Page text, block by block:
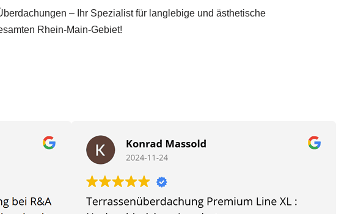
– Ihr Spezialist für langlebige und ästhetische
Rhein-Main-Gebiet!